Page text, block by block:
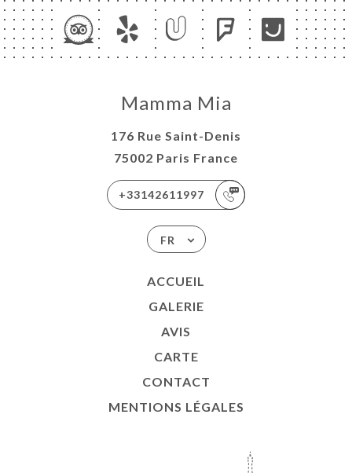
Mamma Mia
176 Rue Saint-Denis
75002 Paris France
+33142611997
FR
ACCUEIL
GALERIE
AVIS
CARTE
CONTACT
MENTIONS LÉGALES